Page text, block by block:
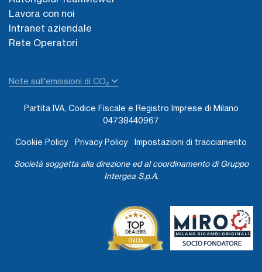
Lavora con noi
Intranet aziendale
Rete Operatori
Note sull'emissioni di CO₂
Partita IVA, Codice Fiscale e Registro Imprese di Milano
04738440967
Cookie Policy Privacy Policy Impostazioni di tracciamento
Società soggetta alla direzione ed al coordinamento di Gruppo
Intergea S.p.A.